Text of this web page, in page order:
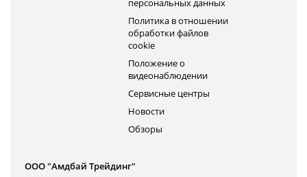
персональных данных
Политика в отношении
обработки файлов
cookie
Положение о
видеонаблюдении
Сервисные центры
Новости
Обзоры
ООО "Амдбай Трейдинг"